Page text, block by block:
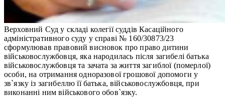
Верховний Суд у складі колегії суддів Касаційного
адміністративного суду у справі № 160/30873/23
сформулював правовий висновок про право дитини
військовослужбовця, яка народилась після загибелі батька
військовослужбовця та зачата за життя загиблої (померлої)
особи, на отримання одноразової грошової допомоги у
зв`язку із загибеллю її батька, військовослужбовця, при
виконанні ним військового обов`язку.